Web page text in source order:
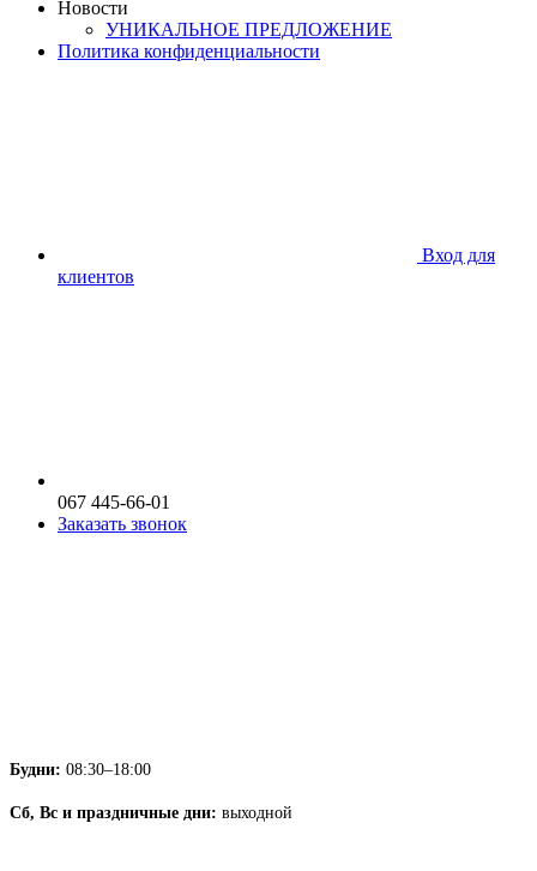
Новости
УНИКАЛЬНОЕ ПРЕДЛОЖЕНИЕ
Политика конфиденциальности
Вход для
клиентов
067 445-66-01
Заказать звонок
Будни: 08:30–18:00
Сб, Вс и праздничные дни: выходной